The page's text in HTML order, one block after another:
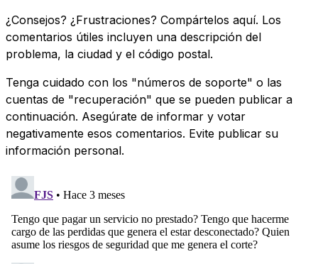
¿Consejos? ¿Frustraciones? Compártelos aquí. Los
comentarios útiles incluyen una descripción del
problema, la ciudad y el código postal.
Tenga cuidado con los "números de soporte" o las
cuentas de "recuperación" que se pueden publicar a
continuación. Asegúrate de informar y votar
negativamente esos comentarios. Evite publicar su
información personal.